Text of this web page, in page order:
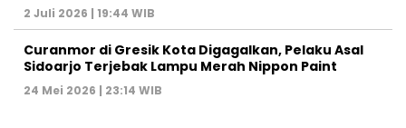
2 Juli 2026 | 19:44 WIB
Curanmor di Gresik Kota Digagalkan, Pelaku Asal
Sidoarjo Terjebak Lampu Merah Nippon Paint
24 Mei 2026 | 23:14 WIB